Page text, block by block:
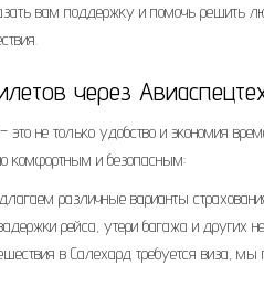
вам поддержку и помочь решить
через
это не только удобство и экономия
комфортным и безопасным:
различные варианты
рейса, утери багажа и других
в Салехард требуется виза,